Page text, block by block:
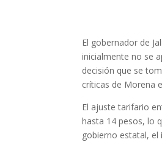
El gobernador de
inicialmente no se
decisión que se
críticas de Morena
El ajuste tarifario
hasta 14 pesos, lo
gobierno estatal,